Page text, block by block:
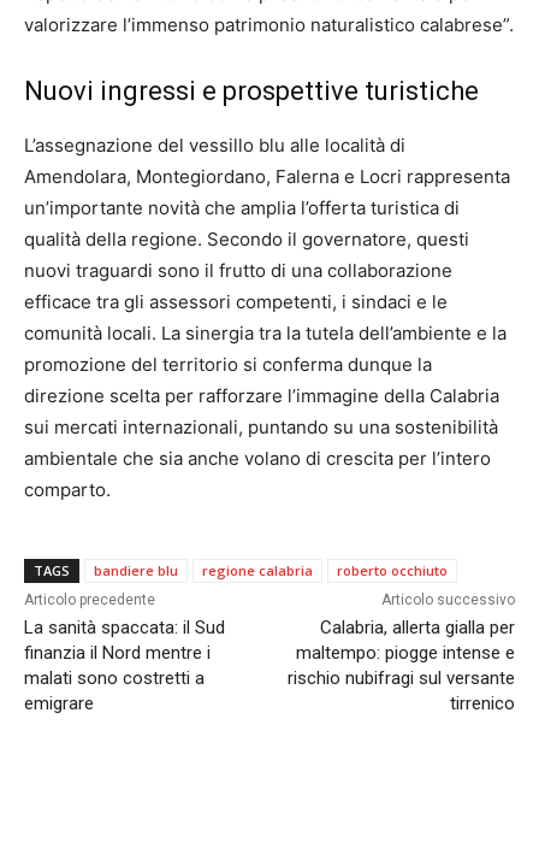
valorizzare l’immenso patrimonio naturalistico calabrese”.
Nuovi ingressi e prospettive turistiche
L’assegnazione del vessillo blu alle località di
Amendolara, Montegiordano, Falerna e Locri rappresenta
un’importante novità che amplia l’offerta turistica di
qualità della regione. Secondo il governatore, questi
nuovi traguardi sono il frutto di una collaborazione
efficace tra gli assessori competenti, i sindaci e le
comunità locali. La sinergia tra la tutela dell’ambiente e la
promozione del territorio si conferma dunque la
direzione scelta per rafforzare l’immagine della Calabria
sui mercati internazionali, puntando su una sostenibilità
ambientale che sia anche volano di crescita per l’intero
comparto.
TAGS bandiere blu regione calabria roberto occhiuto
Articolo precedente
La sanità spaccata: il Sud
finanzia il Nord mentre i
malati sono costretti a
emigrare
Articolo successivo
Calabria, allerta gialla per
maltempo: piogge intense e
rischio nubifragi sul versante
tirrenico